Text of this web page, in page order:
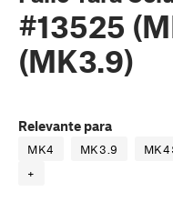
#13525
(MK3.9)
Relevante para
MK4 MK3.9
+